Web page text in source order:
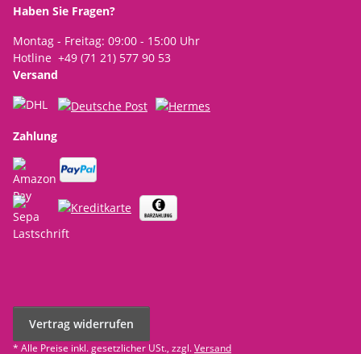
Haben Sie Fragen?
Montag - Freitag: 09:00 - 15:00 Uhr
Hotline +49 (71 21) 577 90 53
Versand
Zahlung
Vertrag widerrufen
* Alle Preise inkl. gesetzlicher USt., zzgl.Versand